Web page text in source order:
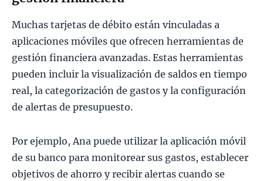
Muchas tarjetas de débito están vinculadas a
aplicaciones móviles que ofrecen herramientas de
gestión financiera avanzadas. Estas herramientas
pueden incluir la visualización de saldos en tiempo
real, la categorización de gastos y la configuración
de alertas de presupuesto.
Por ejemplo, Ana puede utilizar la aplicación móvil
de su banco para monitorear sus gastos, establecer
objetivos de ahorro y recibir alertas cuando se